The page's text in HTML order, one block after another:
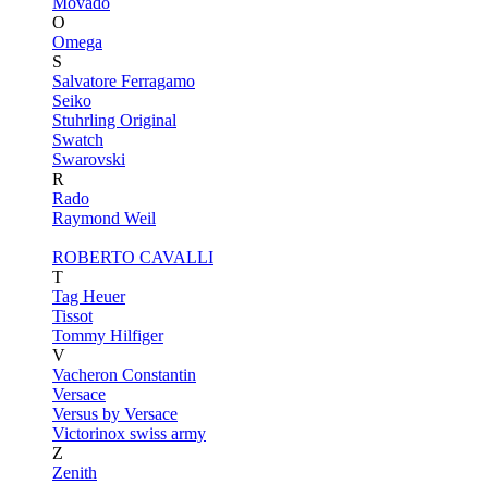
O
Omega
S
Salvatore Ferragamo
Seiko
Stuhrling Original
Swatch
Swarovski
R
Rado
Raymond Weil
ROBERTO CAVALLI
T
Tag Heuer
Tissot
Tommy Hilfiger
V
Vacheron Constantin
Versace
Versus by Versace
Victorinox swiss army
Z
Zenith